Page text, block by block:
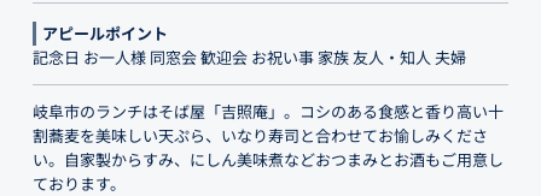
アピールポイント
記念日 お一人様 同窓会 歓迎会 お祝い事 家族 友人・知人 夫婦
岐阜市のランチはそば屋「吉照庵」。コシのある食感と香り高い十
割蕎麦を美味しい天ぷら、いなり寿司と合わせてお愉しみくださ
い。自家製からすみ、にしん美味煮などおつまみとお酒もご用意し
ております。